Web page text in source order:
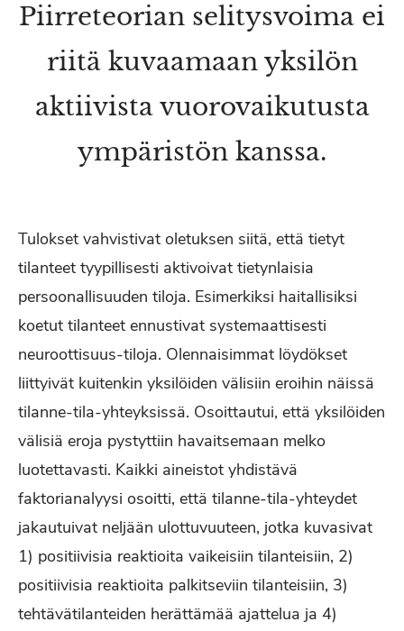
Piirreteorian selitysvoima ei
riitä kuvaamaan yksilön
aktiivista vuorovaikutusta
ympäristön kanssa.
Tulokset vahvistivat oletuksen siitä, että tietyt
tilanteet tyypillisesti aktivoivat tietynlaisia
persoonallisuuden tiloja. Esimerkiksi haitallisiksi
koetut tilanteet ennustivat systemaattisesti
neuroottisuus-tiloja. Olennaisimmat löydökset
liittyivät kuitenkin yksilöiden välisiin eroihin näissä
tilanne-tila-yhteyksissä. Osoittautui, että yksilöiden
välisiä eroja pystyttiin havaitsemaan melko
luotettavasti. Kaikki aineistot yhdistävä
faktorianalyysi osoitti, että tilanne-tila-yhteydet
jakautuivat neljään ulottuvuuteen, jotka kuvasivat
1) positiivisia reaktioita vaikeisiin tilanteisiin, 2)
positiivisia reaktioita palkitseviin tilanteisiin, 3)
tehtävätilanteiden herättämää ajattelua ja 4)